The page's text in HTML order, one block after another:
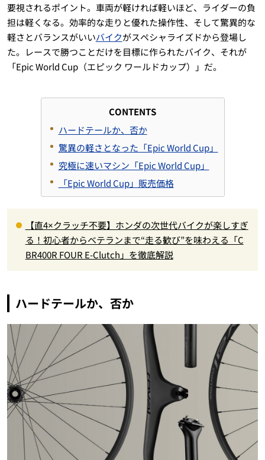
要視されるポイント。車両が軽ければ軽いほど、ライダーの負
担は軽くなる。効率的な走りと優れた操作性、そして驚異的な
軽さとバランスがいいバイクがスペシャライズドから登場し
た。レースで勝つことだけを目標に作られたバイク、それが
「Epic World Cup（エピック ワールドカップ）」だ。
CONTENTS
ハードテールか、否か
驚異の軽さとなった「Epic World Cup」
究極に速いマシン「Epic World Cup」
「Epic World Cup」販売価格
【直4×クラッチ不要】ホンダの次世代バイクが楽しすぎ
る！初心者からベテランまで“走る歓び”を味わえる「C
BR400R FOUR E-Clutch」を徹底解説
ハードテールか、否か